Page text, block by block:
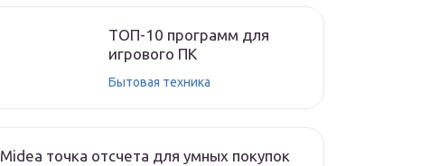
ТОП-10 программ для
игрового ПК
Бытовая техника
Midea точка отсчета для умных покупок